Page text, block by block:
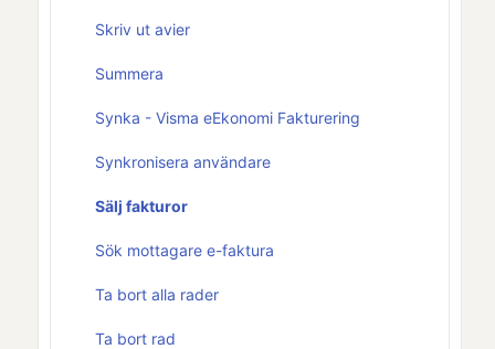
Skriv ut avier
Summera
Synka - Visma eEkonomi Fakturering
Synkronisera användare
Sälj fakturor
Sök mottagare e-faktura
Ta bort alla rader
Ta bort rad